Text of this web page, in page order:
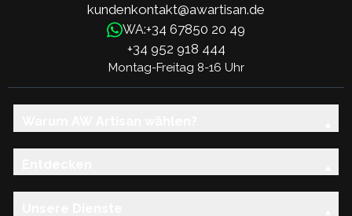
kundenkontakt@awartisan.de
WA:+34 67850 20 49
+34 952 918 444
Montag-Freitag 8-16 Uhr